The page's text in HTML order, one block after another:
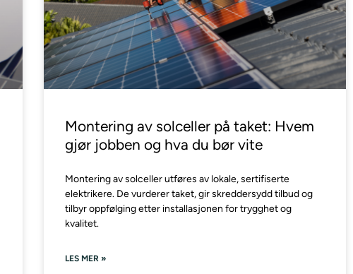
Montering av solceller på taket: Hvem
gjør jobben og hva du bør vite
Montering av solceller utføres av lokale, sertifiserte
elektrikere. De vurderer taket, gir skreddersydd tilbud og
tilbyr oppfølging etter installasjonen for trygghet og
kvalitet.
LES MER »